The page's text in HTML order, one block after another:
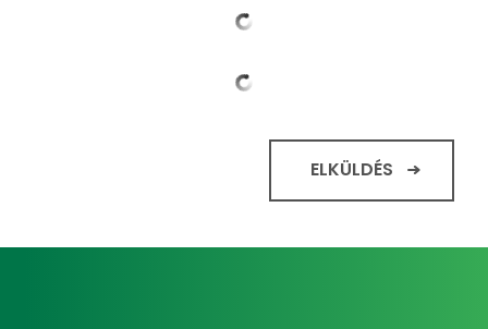
ELKÜLDÉS